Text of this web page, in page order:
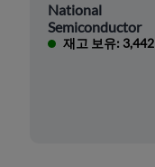
National
Semiconductor
재고 보유: 3,442